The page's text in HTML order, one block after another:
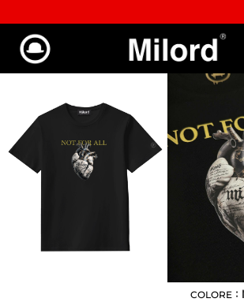
✔︎ Spedizione e reso gratuiti da €100
T-shirt
€39,00 €
: XS
COLORE :